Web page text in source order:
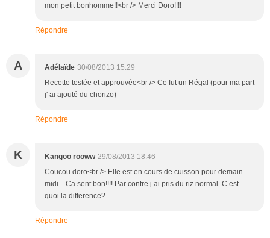
mon petit bonhomme!!<br /> Merci Doro!!!!
Répondre
A Adélaïde 30/08/2013 15:29
Recette testée et approuvée<br /> Ce fut un Régal (pour ma part
j' ai ajouté du chorizo)
Répondre
K Kangoo rooww 29/08/2013 18:46
Coucou doro<br /> Elle est en cours de cuisson pour demain
midi... Ca sent bon!!!! Par contre j ai pris du riz normal. C est
quoi la difference?
Répondre